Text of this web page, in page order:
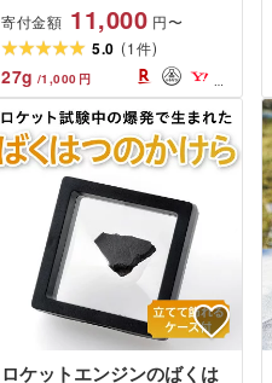
寄付金額 11,000 円〜
5.0 (1件)
27g /1,000 円
ロケットエンジンのばくは